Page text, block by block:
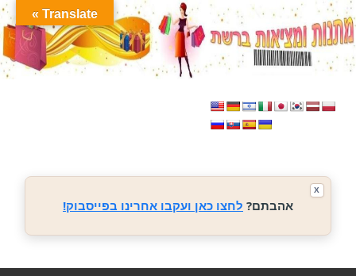
אהבתם? לחצו כאן ועקבו אחרינו בפייסבוק!
X
Translate »